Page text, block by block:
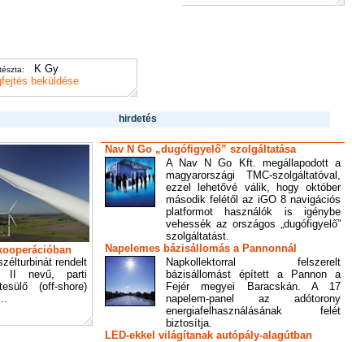
K Gy
beküldése
hirdetés
rendelt
II nevű, parti
(off-shore)
Nav N Go „dugófigyelő” szolgáltatása
A Nav N Go Kft. megállapodott a
magyarországi TMC-szolgáltatóval,
ezzel lehetővé válik, hogy október
második felétől az iGO 8 navigációs
platformot használók is igénybe
vehessék az országos „dugófigyelő”
szolgáltatást.
Napelemes bázisállomás a Pannonnál
Napkollektorral felszerelt
bázisállomást épített a Pannon a
Fejér megyei Baracskán. A 17
napelem-panel az adótorony
energiafelhasználásának felét
biztosítja.
LED-ekkel világítanak autópály-alagútban